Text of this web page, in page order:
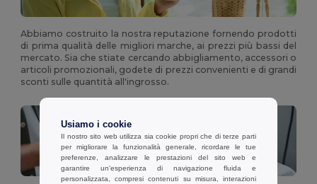
Abbiamo costruito la nostra reputazione fornendo prodotti
di prima qualità delle migliori marche, ai prezzi più bassi del
mercato. Sia che stiate cercando abbigliamento, accessori o
articoli promozionali, godete di prezzi convenienti e di grandi
sconti sulle quantità all'ingrosso.
Senza limiti
Usiamo i cookie
Il nostro sito web utilizza sia cookie propri che di terze parti
per migliorare la funzionalità generale, ricordare le tue
preferenze, analizzare le prestazioni del sito web e
garantire un'esperienza di navigazione fluida e
personalizzata, compresi contenuti su misura, interazioni